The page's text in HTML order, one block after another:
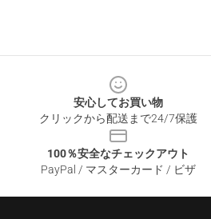
安心してお買い物
クリックから配送まで24/7保護
100％安全なチェックアウト
PayPal / マスターカード / ビザ